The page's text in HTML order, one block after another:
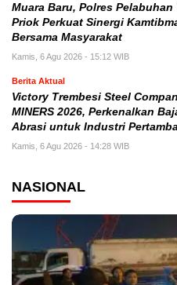
Muara Baru, Polres Pelabuhan
Priok Perkuat Sinergi
Bersama Masyarakat
Kamis, 6 Agu 2026 - 15:12 WIB
Berita Aktual
Victory Trembesi Steel
MINERS 2026, Perkenalkan
Abrasi untuk Industri
Kamis, 6 Agu 2026 - 14:28 WIB
NASIONAL